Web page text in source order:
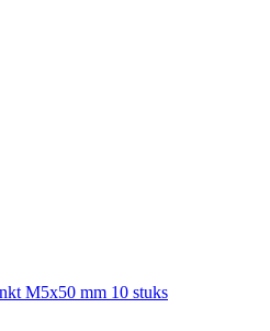
M5x50 mm 10 stuks